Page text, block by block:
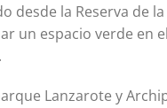
desde la Reserva de
un espacio verde en
Lanzarote y